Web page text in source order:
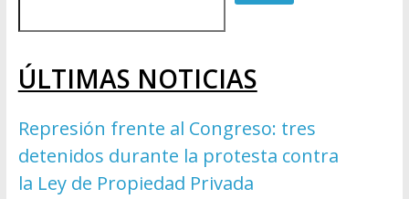
ÚLTIMAS NOTICIAS
Represión frente al Congreso: tres
detenidos durante la protesta contra
la Ley de Propiedad Privada